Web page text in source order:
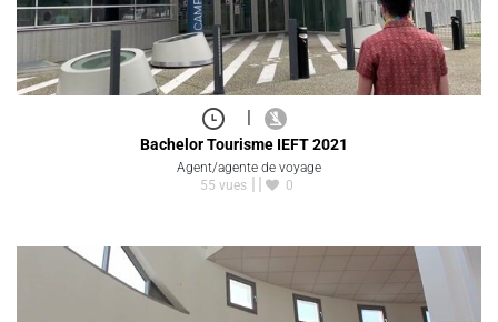
|
Bachelor Tourisme IEFT 2021
Agent/agente de voyage
55 vues
0